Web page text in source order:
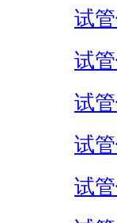
试
试
试
试
试